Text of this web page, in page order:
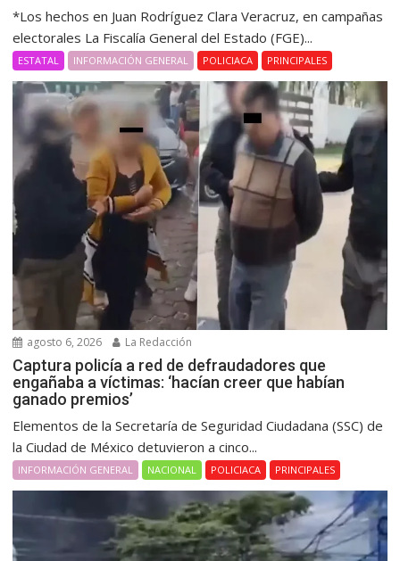
*Los hechos en Juan Rodríguez Clara Veracruz, en campañas
electorales La Fiscalía General del Estado (FGE)...
ESTATAL INFORMACIÓN GENERAL POLICIACA PRINCIPALES
agosto 6, 2026 La Redacción
Captura policía a red de defraudadores que
engañaba a víctimas: ‘hacían creer que habían
ganado premios’
Elementos de la Secretaría de Seguridad Ciudadana (SSC) de
la Ciudad de México detuvieron a cinco...
INFORMACIÓN GENERAL NACIONAL POLICIACA PRINCIPALES